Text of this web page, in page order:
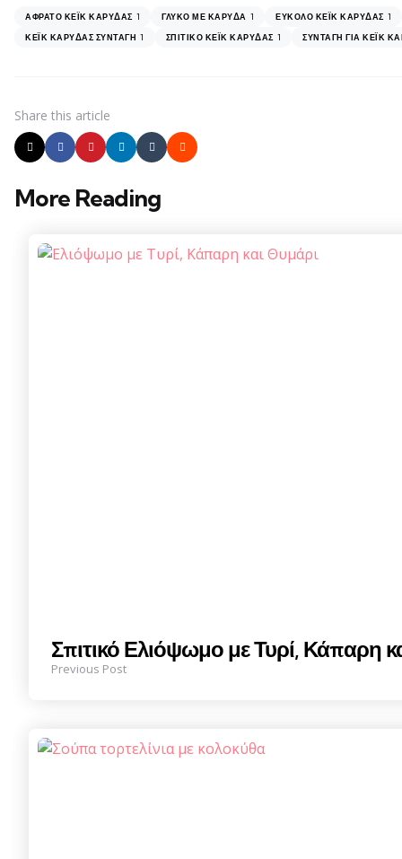
ΑΦΡΆΤΟ ΚΈΙΚ ΚΑΡΎΔΑΣ 1 ΓΛΥΚΌ ΜΕ ΚΑΡΎΔΑ 1 ΕΎΚΟΛΟ ΚΈΙΚ ΚΑΡΎΔΑΣ 1
ΚΈΙΚ ΚΑΡΎΔΑΣ ΣΥΝΤΑΓΉ 1 ΣΠΙΤΙΚΌ ΚΈΙΚ ΚΑΡΎΔΑΣ 1 ΣΥΝΤΑΓΉ ΓΙΑ ΚΈΙΚ
Share this article
More Reading
Post
Σπιτικό Ελιόψωμο με Τυρί, Κάπαρη
Previous Post